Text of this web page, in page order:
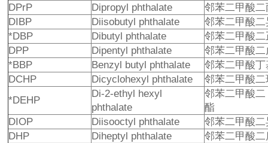
DPrP
Dipropyl phthalate
邻苯二甲酸
DIBP
Diisobutyl phthalate
邻苯二甲酸
*DBP
Dibutyl phthalate
邻苯二甲酸
DPP
Dipentyl phthalate
邻苯二甲酸
*BBP
Benzyl butyl phthalate
邻苯二甲酸
DCHP
Dicyclohexyl phthalate
邻苯二甲酸
*DEHP
Di-2-ethyl hexyl
phthalate
邻苯二甲酸
酯
DIOP
Diisooctyl phthalate
邻苯二甲酸
DHP
Diheptyl phthalate
邻苯二甲酸